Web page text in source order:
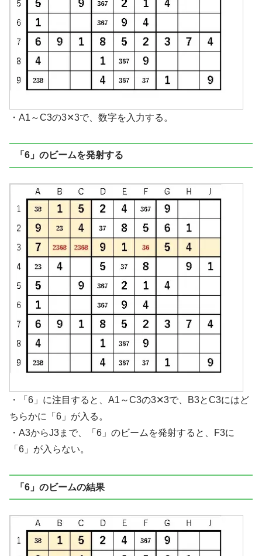
・A1～C3の3✕3で、数字を入力する。
「6」のビームを発射する
・「6」に注目すると、A1～C3の3✕3で、B3とC3にはど
ちらかに「6」が入る。
・A3からJ3まで、「6」のビームを発射すると、F3に
「6」が入らない。
「6」のビームの結果